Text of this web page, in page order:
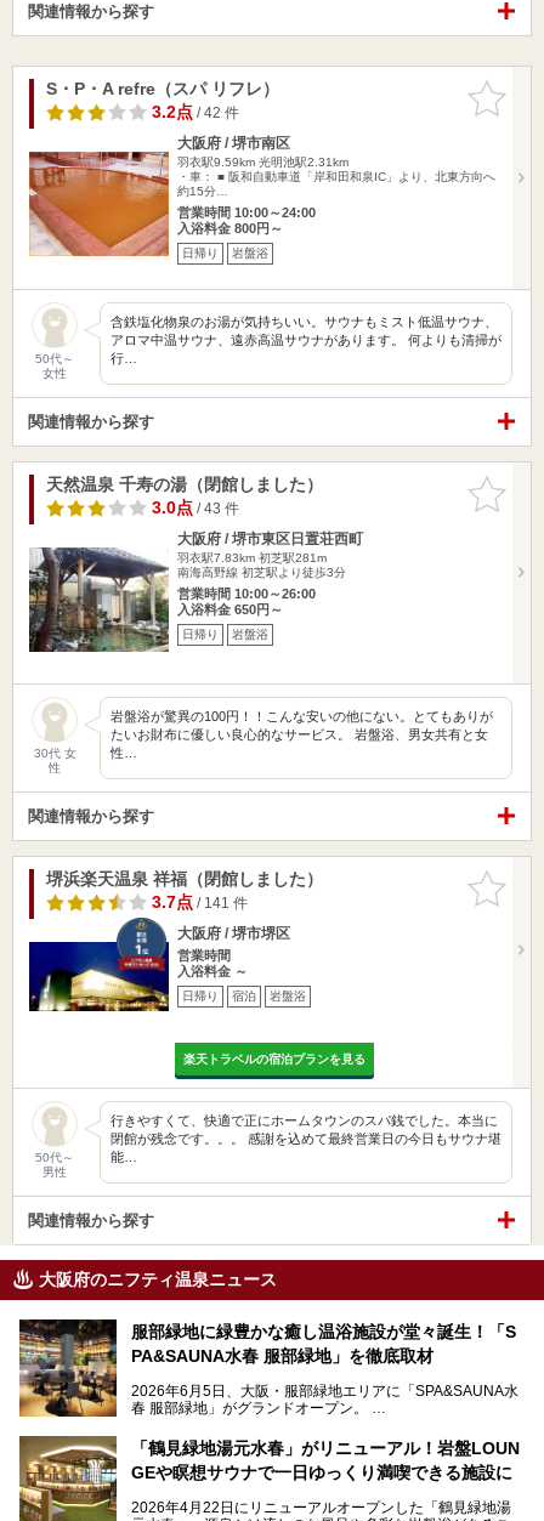
関連情報から探す
お気に入
りに追加
S・P・A refre（スパ リフレ）
3.2点/ 42 件
大阪府 / 堺市南区
羽衣駅9.59km 光明池駅2.31km
・車： ■ 阪和自動車道「岸和田和泉IC」より、北東方向へ
約15分…
営業時間 10:00～24:00
入浴料金 800円～
日帰り 岩盤浴
50代～
女性
含鉄塩化物泉のお湯が気持ちいい。サウナもミスト低温サウナ、
アロマ中温サウナ、遠赤高温サウナがあります。 何よりも清掃が
行…
関連情報から探す
お気に入
りに追加
天然温泉 千寿の湯（閉館しました）
3.0点/ 43 件
大阪府 / 堺市東区日置荘西町
羽衣駅7.83km 初芝駅281m
南海高野線 初芝駅より徒歩3分
営業時間 10:00～26:00
入浴料金 650円～
日帰り 岩盤浴
30代 女
性
岩盤浴が驚異の100円！！こんな安いの他にない。とてもありが
たいお財布に優しい良心的なサービス。 岩盤浴、男女共有と女
性…
関連情報から探す
お気に入
りに追加
堺浜楽天温泉 祥福（閉館しました）
3.7点/ 141 件
大阪府 / 堺市堺区
営業時間
入浴料金 ～
日帰り 宿泊 岩盤浴
楽天トラベルの宿泊プランを見る
50代～
男性
行きやすくて、快適で正にホームタウンのスパ銭でした。本当に
閉館が残念です。。。 感謝を込めて最終営業日の今日もサウナ堪
能…
関連情報から探す
大阪府のニフティ温泉ニュース
服部緑地に緑豊かな癒し温浴施設が堂々誕生！「S
PA&SAUNA水春 服部緑地」を徹底取材
2026年6月5日、大阪・服部緑地エリアに「SPA&SAUNA水
春 服部緑地」がグランドオープン。
当初の計画から約5年の時を経て誕生した本施設は、温泉・
サウナ・岩盤浴・フィットネス・ラウンジ・レストランなど
を融合した、これまでの“水春”のイメージをさらに進化させ
「鶴見緑地湯元水春」がリニューアル！岩盤LOUN
GEや瞑想サウナで一日ゆっくり満喫できる施設に
2026年4月22日にリニューアルオープンした「鶴見緑地湯